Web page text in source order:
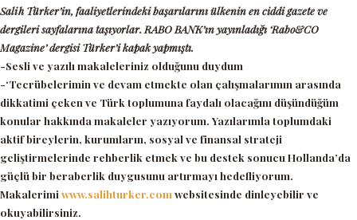
Salih Türker’in, faaliyetlerindeki başarılarını ülkenin en ciddi gazete ve
dergileri sayfalarına taşıyorlar. RABO BANK’ın yayınladığı ‘Rabo&CO
Magazine’ dergisi Türker’i kapak yapmıştı.
-Sesli ve yazılı makaleleriniz olduğunu duydum
-‘Tecrübelerimin ve devam etmekte olan çalışmalarımın arasında
dikkatimi çeken ve Türk toplumuna faydalı olacağını düşündüğüm
konular hakkında makaleler yazıyorum. Yazılarımla toplumdaki
aktif bireylerin, kurumların, sosyal ve finansal strateji
geliştirmelerinde rehberlik etmek ve bu destek sonucu Hollanda’da
güçlü bir beraberlik duygusunu artırmayı hedefliyorum.
Makalerimi www.salihturker.com websitesinde dinleyebilir ve
okuyabilirsiniz.